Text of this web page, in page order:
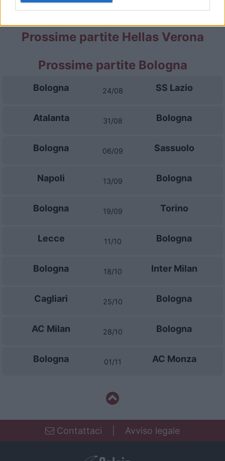
Prossime partite Hellas Verona
Prossime partite Bologna
Bologna 24/08 SS Lazio
Atalanta 31/08 Bologna
Bologna 06/09 Sassuolo
Napoli 13/09 Bologna
Bologna 19/09 Torino
Lecce 11/10 Bologna
Bologna 18/10 Inter Milan
Cagliari 25/10 Bologna
AC Milan 28/10 Bologna
Bologna 01/11 AC Monza
Contattaci Avviso legale